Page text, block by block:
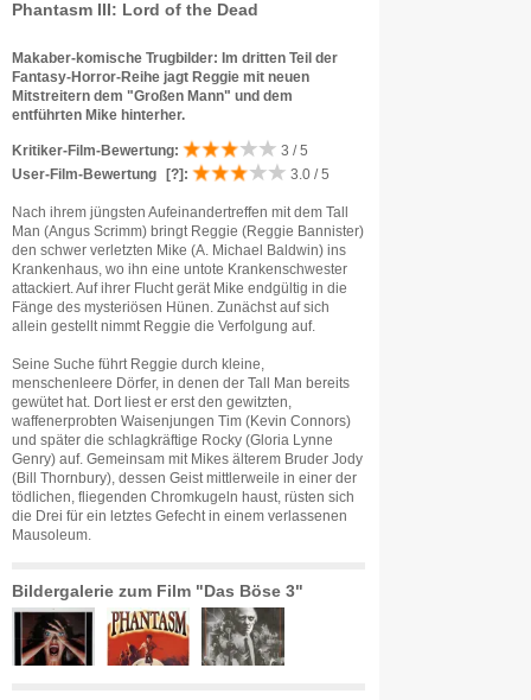
Phantasm III: Lord of the Dead
Makaber-komische Trugbilder: Im dritten Teil der
Fantasy-Horror-Reihe jagt Reggie mit neuen
Mitstreitern dem "Großen Mann" und dem
entführten Mike hinterher.
Kritiker-Film-Bewertung:
3 / 5
User-Film-Bewertung
[?] : 3.0 / 5
Nach ihrem jüngsten Aufeinandertreffen mit dem Tall
Man (Angus Scrimm) bringt Reggie (Reggie Bannister)
den schwer verletzten Mike (A. Michael Baldwin) ins
Krankenhaus, wo ihn eine untote Krankenschwester
attackiert. Auf ihrer Flucht gerät Mike endgültig in die
Fänge des mysteriösen Hünen. Zunächst auf sich
allein gestellt nimmt Reggie die Verfolgung auf.
Seine Suche führt Reggie durch kleine,
menschenleere Dörfer, in denen der Tall Man bereits
gewütet hat. Dort liest er erst den gewitzten,
waffenerprobten Waisenjungen Tim (Kevin Connors)
und später die schlagkräftige Rocky (Gloria Lynne
Genry) auf. Gemeinsam mit Mikes älterem Bruder Jody
(Bill Thornbury), dessen Geist mittlerweile in einer der
tödlichen, fliegenden Chromkugeln haust, rüsten sich
die Drei für ein letztes Gefecht in einem verlassenen
Mausoleum.
Bildergalerie zum Film "Das Böse 3"